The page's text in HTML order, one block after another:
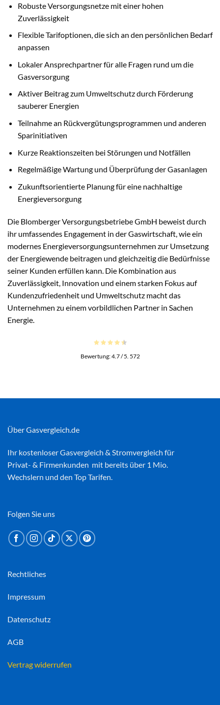
Robuste Versorgungsnetze mit einer hohen
Zuverlässigkeit
Flexible Tarifoptionen, die sich an den persönlichen Bedarf
anpassen
Lokaler Ansprechpartner für alle Fragen rund um die
Gasversorgung
Aktiver Beitrag zum Umweltschutz durch Förderung
sauberer Energien
Teilnahme an Rückvergütungsprogrammen und anderen
Sparinitiativen
Kurze Reaktionszeiten bei Störungen und Notfällen
Regelmäßige Wartung und Überprüfung der Gasanlagen
Zukunftsorientierte Planung für eine nachhaltige
Energieversorgung
Die Blomberger Versorgungsbetriebe GmbH beweist durch
ihr umfassendes Engagement in der Gaswirtschaft, wie ein
modernes Energieversorgungsunternehmen zur Umsetzung
der Energiewende beitragen und gleichzeitig die Bedürfnisse
seiner Kunden erfüllen kann. Die Kombination aus
Zuverlässigkeit, Innovation und einem starken Fokus auf
Kundenzufriedenheit und Umweltschutz macht das
Unternehmen zu einem vorbildlichen Partner in Sachen
Energie.
Bewertung:4.7/ 5. 572
Über Gasvergleich.de
Ihr kostenloserGasvergleich & Stromvergleich für
Privat- & Firmenkunden mit bereits über 1 Mio.
Wechslern und den Top Tarifen.
Rechtliches
Impressum
Datenschutz
AGB
Vertrag widerrufen
Folgen Sie uns